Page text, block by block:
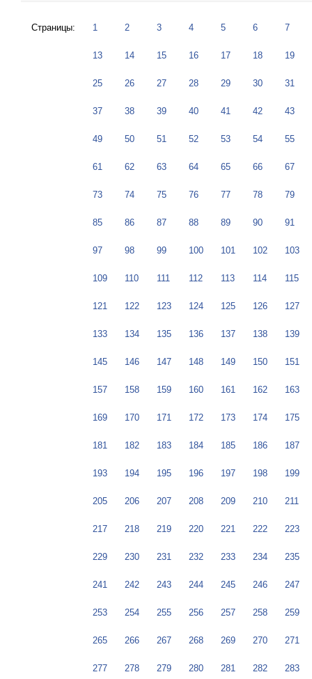
Страницы: 1 2 3 4 5 6 7
13 14 15 16 17 18 19
25 26 27 28 29 30 31
37 38 39 40 41 42 43
49 50 51 52 53 54 55
61 62 63 64 65 66 67
73 74 75 76 77 78 79
85 86 87 88 89 90 91
97 98 99 100 101 102 103
109 110 111 112 113 114 115
121 122 123 124 125 126 127
133 134 135 136 137 138 139
145 146 147 148 149 150 151
157 158 159 160 161 162 163
169 170 171 172 173 174 175
181 182 183 184 185 186 187
193 194 195 196 197 198 199
205 206 207 208 209 210 211
217 218 219 220 221 222 223
229 230 231 232 233 234 235
241 242 243 244 245 246 247
253 254 255 256 257 258 259
265 266 267 268 269 270 271
277 278 279 280 281 282 283